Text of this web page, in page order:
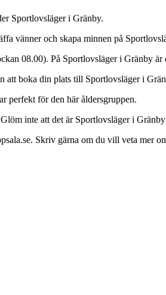
Sportlovsläger i Gränby.
vänner och skapa minnen på
08.00). På Sportlovsläger i Gränby är
att boka din plats till Sportlovsläger i
perfekt för den här åldersgruppen.
inte att det är Sportlovsläger i
Skriv gärna om du vill veta mer